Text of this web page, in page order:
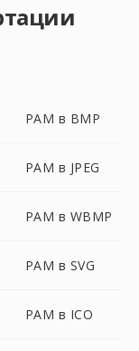
PAM в BMP
PAM в JPEG
PAM в WBMP
PAM в SVG
PAM в ICO